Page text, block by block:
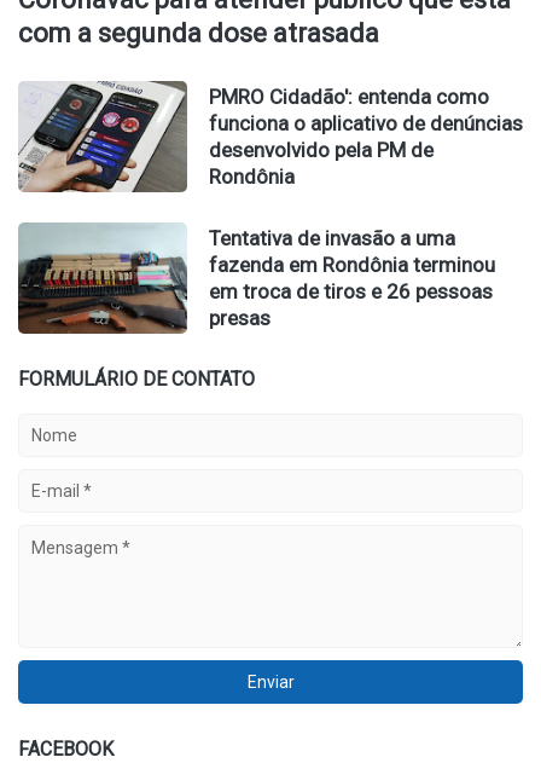
com a segunda dose atrasada
PMRO Cidadão': entenda como
funciona o aplicativo de denúncias
desenvolvido pela PM de
Rondônia
Tentativa de invasão a uma
fazenda em Rondônia terminou
em troca de tiros e 26 pessoas
presas
FORMULÁRIO DE CONTATO
FACEBOOK